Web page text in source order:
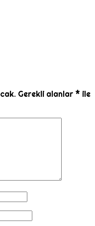
Gerekli alanlar * ile